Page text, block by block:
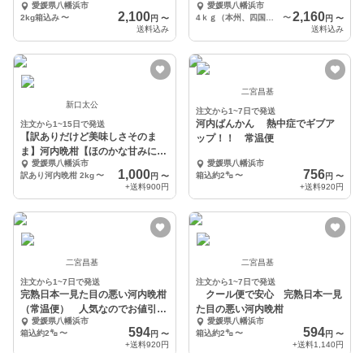
愛媛県八幡浜市
2kg箱込み〜 2,100円 〜
送料込み
愛媛県八幡浜市
〜2,160円 〜
送料込み
新口太公
注文から1~15日で発送
【訳ありだけど美味しさそのま
ま】河内晩柑【ほのかな甘みに爽
やかな酸味】
愛媛県八幡浜市
訳あり河内晩柑 2kg〜 1,000円 〜
+送料900円
二宮昌基
注文から1~7日で発送
河内ばんかん 熱中症でギブア
ップ！！ 常温便
愛媛県八幡浜市
箱込約2㌔ 〜 756円 〜
+送料920円
二宮昌基
注文から1~7日で発送
完熟日本一見た目の悪い河内晩柑
（常温便） 人気なのでお値引き
継続中
愛媛県八幡浜市
箱込約2㌔〜 594円 〜
+送料920円
二宮昌基
注文から1~7日で発送
クール便で安心 完熟日本一見
た目の悪い河内晩柑
愛媛県八幡浜市
箱込約2㌔ 〜 594円 〜
+送料1,140円